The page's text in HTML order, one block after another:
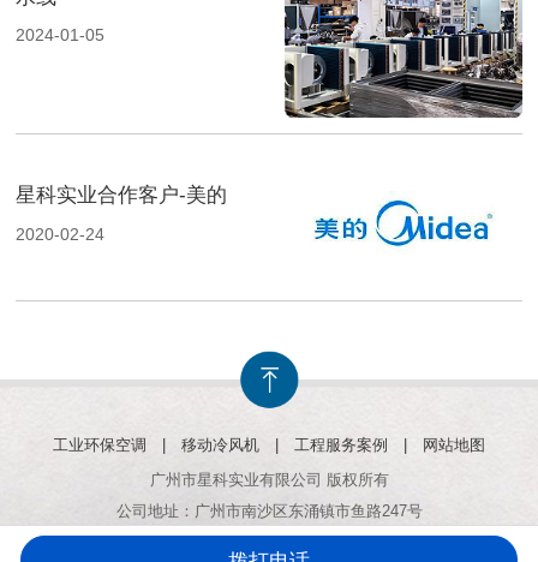
2024-01-05
星科实业合作客户-美的
2020-02-24
工业环保空调 移动冷风机 工程服务案例
网站地图
广州市星科实业有限公司 版权所有
公司地址：广州市南沙区东涌镇市鱼路247号